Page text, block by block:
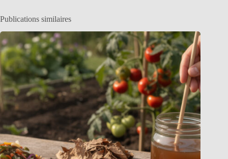
Publications similaires